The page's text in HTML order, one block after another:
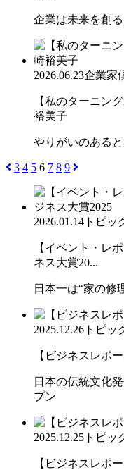
企業は未来を創
2026.06.23企業家
【私のターニン
裕美子
やりがいのある
3 4 5 6 7 8 9
2026.01.14 トピッ
【イベント・レ
ネス大賞20...
日本一は“家の修
2025.12.26 トピッ
【ビジネスレポ
日本の伝統文化
プン
2025.12.25 トピッ
【ビジネスレポ